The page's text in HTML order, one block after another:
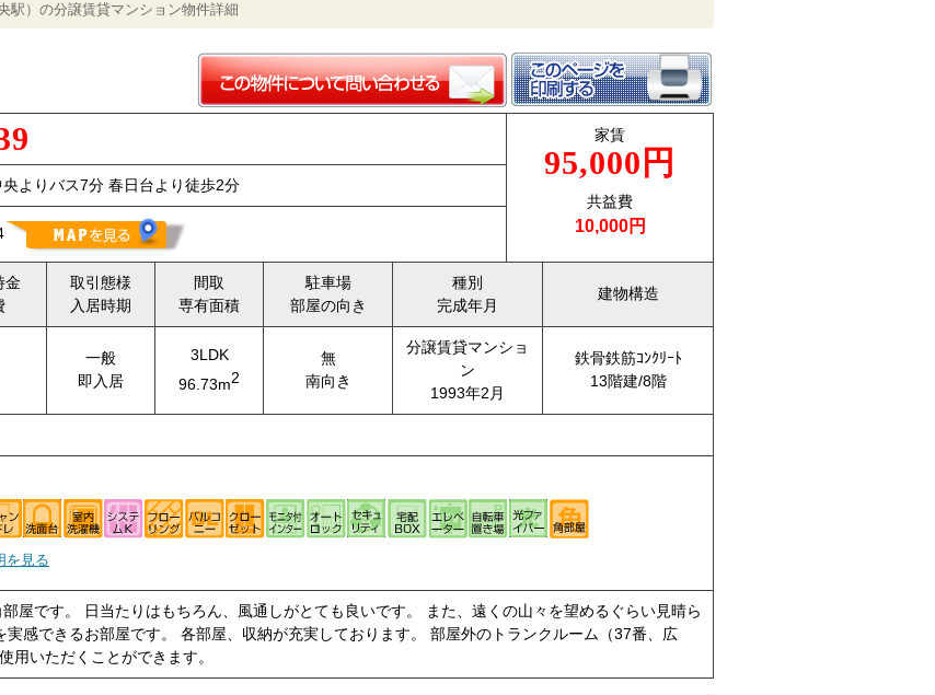
駅）の分譲賃貸マンション物件詳細
家賃
95,000円
共益費
10,000円
央よりバス7分 春日台より徒歩2分
金
取引態様
入居時期
間取
専有面積
駐車場
部屋の向き
種別
完成年月
建物構造
一般
即入居
3LDK
96.73m2
無
南向き
分譲賃貸マンショ
ン
1993年2月
鉄骨鉄筋ｺﾝｸﾘｰﾄ
13階建/8階
を見る
屋です。 日当たりはもちろん、風通しがとても良いです。 また、遠くの山々を望めるぐらい見晴ら
実感できるお部屋です。 各部屋、収納が充実しております。 部屋外のトランクルーム（37番、広
用いただくことができます。